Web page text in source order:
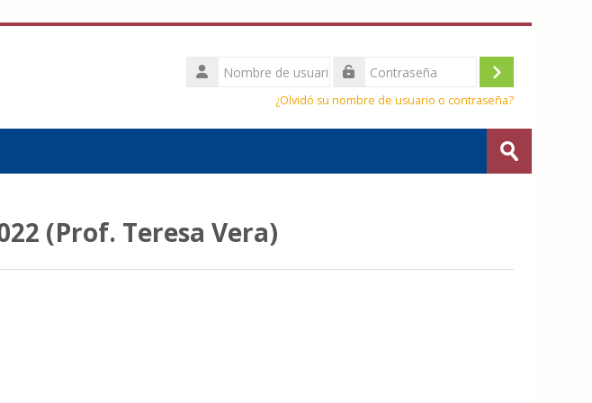
Nombre
de
Acceder
¿Olvidó su nombre de usuario o contraseña?
Enviar
(Prof. Teresa Vera)